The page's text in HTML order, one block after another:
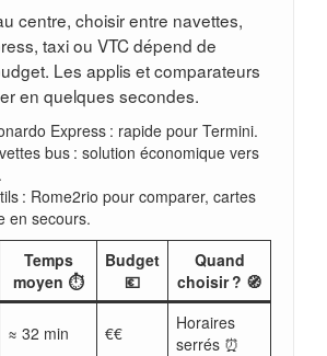
centre, choisir entre navettes,
taxi ou VTC dépend de
Les applis et comparateurs
en quelques secondes.
Express : rapide pour Termini.
bus : solution économique vers
: Rome2rio pour comparer, cartes
en secours.
Temps
moyen ⏱️
Budget
💶
Quand
choisir ? 🧭
≈ 32 min €€
Horaires
serrés ⏰